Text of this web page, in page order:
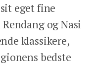
eget fine
og Nasi
klassikere,
bedste